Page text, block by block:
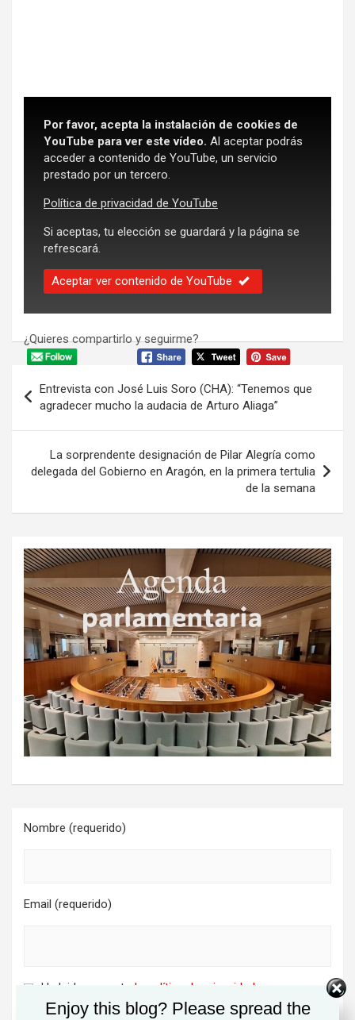
Por favor, acepta la instalación de cookies de
YouTube para ver este vídeo. Al aceptar podrás
acceder a contenido de YouTube, un servicio
prestado por un tercero.
Política de privacidad de YouTube
Si aceptas, tu elección se guardará y la página se
refrescará.
Aceptar ver contenido de YouTube
¿Quieres compartirlo y seguirme?
de
entradas
Entrevista con José Luis Soro (CHA): “Tenemos que
agradecer mucho la audacia de Arturo Aliaga”
La sorprendente designación de Pilar Alegría como
delegada del Gobierno en Aragón, en la primera tertulia
de la semana
Nombre (requerido)
Email (requerido)
He leido y acepto la política de privacidad
Enjoy this blog? Please spread the